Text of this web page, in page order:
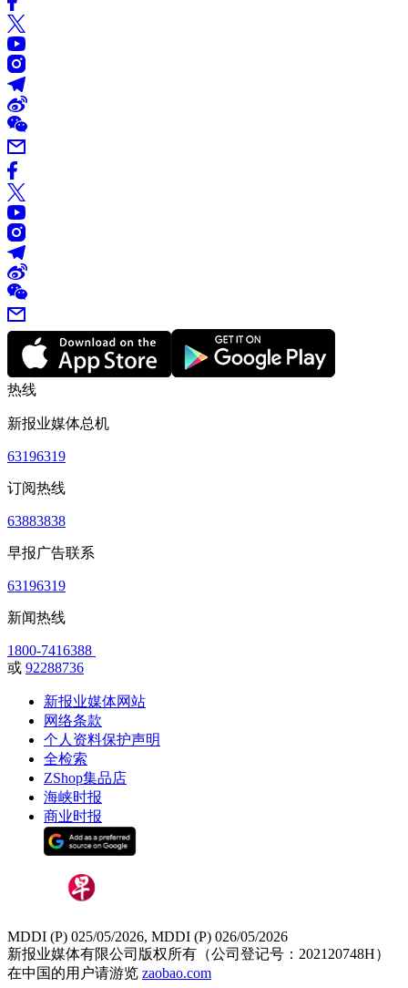
热线
新报业媒体总机
63196319
订阅热线
63883838
早报广告联系
63196319
新闻热线
1800-7416388
或 92288736
新报业媒体网站
网络条款
个人资料保护声明
全检索
ZShop集品店
海峡时报
商业时报
MDDI (P) 025/05/2026, MDDI (P) 026/05/2026
新报业媒体有限公司版权所有（公司登记号：202120748H）
在中国的用户请游览 zaobao.com